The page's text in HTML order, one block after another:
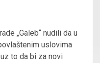
„Galeb“ nudili da u
uslovima
to da bi za novi